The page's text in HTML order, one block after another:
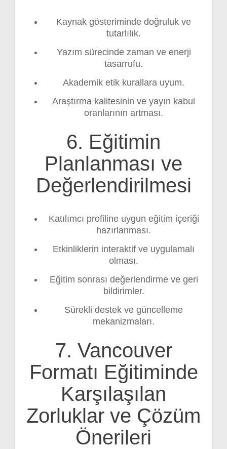
Kaynak gösteriminde doğruluk ve
tutarlılık.
Yazım sürecinde zaman ve enerji
tasarrufu.
Akademik etik kurallara uyum.
Araştırma kalitesinin ve yayın kabul
oranlarının artması.
6. Eğitimin
Planlanması ve
Değerlendirilmesi
Katılımcı profiline uygun eğitim içeriği
hazırlanması.
Etkinliklerin interaktif ve uygulamalı
olması.
Eğitim sonrası değerlendirme ve geri
bildirimler.
Sürekli destek ve güncelleme
mekanizmaları.
7. Vancouver
Formatı Eğitiminde
Karşılaşılan
Zorluklar ve Çözüm
Önerileri